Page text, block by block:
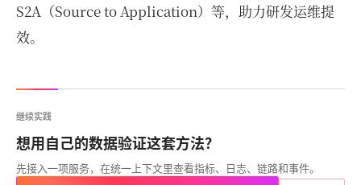
S2A（Source to Application）等，助力研发运维提
效。
继续实践
想用自己的数据验证这套方法？
先接入一项服务，在统一上下文里查看指标、日志、链路和事件。